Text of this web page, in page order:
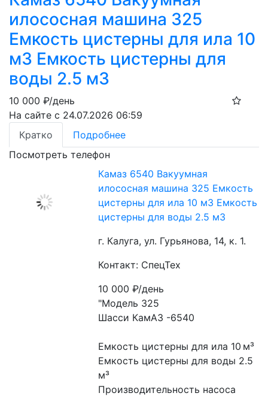
илососная машина 325
Емкость цистерны для ила 10
м3 Емкость цистерны для
воды 2.5 м3
10 000 ₽/день
На сайте с 24.07.2026 06:59
Кратко
Подробнее
Посмотреть телефон
Камаз 6540 Вакуумная
илососная машина 325 Емкость
цистерны для ила 10 м3 Емкость
цистерны для воды 2.5 м3
г. Калуга, ул. Гурьянова, 14, к. 1.
Контакт: СпецТех
10 000₽/день
"Модель 325
Шасси КамАЗ -6540
Емкость цистерны для ила 10 м³
Емкость цистерны для воды 2.5
м³
Производительность насоса